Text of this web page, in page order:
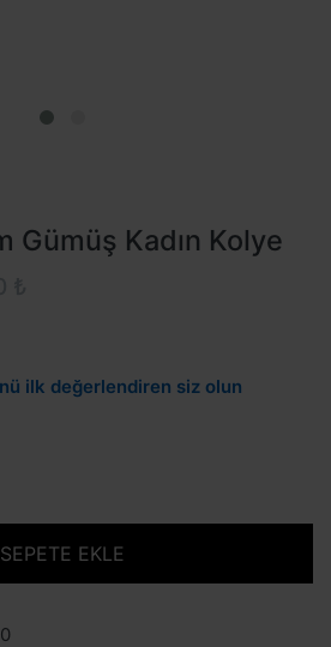
Gümüş Kadın Kolye
ilk değerlendiren siz olun
SEPETE EKLE